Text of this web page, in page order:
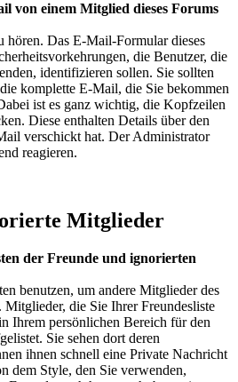
von einem Mitglied dieses Forums
hören. Das E-Mail-Formular dieses
die Benutzer, die
identifizieren sollen. Sie sollten
komplette E-Mail, die Sie bekommen
ist es ganz wichtig, die Kopfzeilen
Diese enthalten Details über den
verschickt hat. Der Administrator
reagieren.
Mitglieder
der Freunde und ignorierten
benutzen, um andere Mitglieder des
die Sie Ihrer Freundesliste
Ihrem persönlichen Bereich für den
Sie sehen dort deren
ihnen schnell eine Private Nachricht
dem Style, den Sie verwenden,